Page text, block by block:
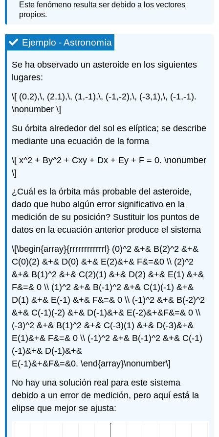
Este fenómeno resulta ser debido a los vectores
propios.
Ejemplo - Astronomía
Se ha observado un asteroide en los siguientes
lugares:
\[ (0,2),\, (2,1),\, (1,-1),\, (-1,-2),\, (-3,1),\, (-1,-1).
\nonumber \]
Su órbita alrededor del sol es elíptica; se describe
mediante una ecuación de la forma
\[ x^2 + By^2 + Cxy + Dx + Ey + F = 0. \nonumber
\]
¿Cuál es la órbita más probable del asteroide,
dado que hubo algún error significativo en la
medición de su posición? Sustituir los puntos de
datos en la ecuación anterior produce el sistema
\[\begin{array}{rrrrrrrrrrrrl} (0)^2 &+& B(2)^2 &+&
C(0)(2) &+& D(0) &+& E(2)&+& F&=&0 \\ (2)^2
&+& B(1)^2 &+& C(2)(1) &+& D(2) &+& E(1) &+&
F&=& 0 \\ (1)^2 &+& B(-1)^2 &+& C(1)(-1) &+&
D(1) &+& E(-1) &+& F&=& 0 \\ (-1)^2 &+& B(-2)^2
&+& C(-1)(-2) &+& D(-1)&+& E(-2)&+&F&=& 0 \\
(-3)^2 &+& B(1)^2 &+& C(-3)(1) &+& D(-3)&+&
E(1)&+& F&=& 0 \\ (-1)^2 &+& B(-1)^2 &+& C(-1)
(-1)&+& D(-1)&+&
E(-1)&+&F&=&0. \end{array}\nonumber\]
No hay una solución real para este sistema
debido a un error de medición, pero aquí está la
elipse que mejor se ajusta: